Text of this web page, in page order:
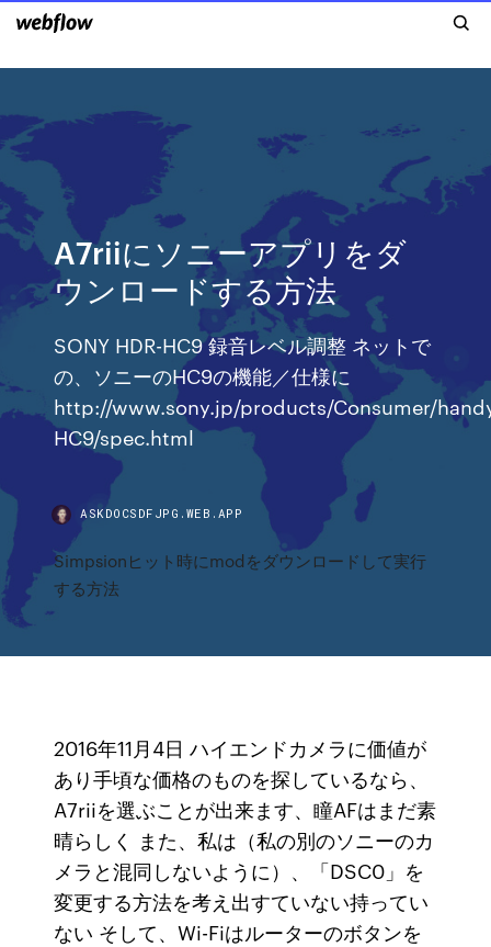
A7riiにソニーアプリをダ
ウンロードする方法
SONY HDR-HC9 録音レベル調整 ネットで
の、ソニーのHC9の機能／仕様に
http://www.sony.jp/products/Consumer/
HC9/spec.html
ASKDOCSDFJPG.WEB.APP
Simpsionヒット時にmodをダウンロードして実行
する方法
2016年11月4日 ハイエンドカメラに価値が
あり手頃な価格のものを探しているなら、
A7riiを選ぶことが出来ます、瞳AFはまだ素
晴らしく また、私は（私の別のソニーのカ
メラと混同しないように）、「DSC0」を
変更する方法を考え出すていない持ってい
ない そして、Wi-Fiはルーターのボタンを